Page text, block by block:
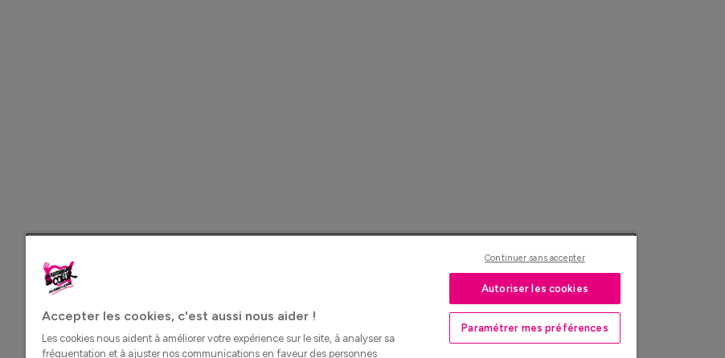
Accepter les cookies, c'est aussi nous aider !
Les cookies nous aident à améliorer votre expérience sur le site, à analyser sa
fréquentation et à ajuster nos communications en faveur des personnes
Continuer sans accepter
Autoriser les cookies
Paramétrer mes préférences